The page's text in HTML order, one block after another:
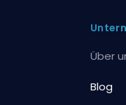
Über
Blog